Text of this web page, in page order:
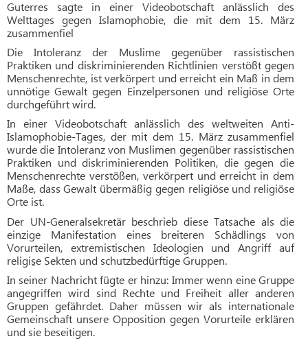
Guterres sagte in einer Videobotschaft anlässlich des
Welttages gegen Islamophobie, die mit dem 15. März
zusammenfiel
Die Intoleranz der Muslime gegenüber rassistischen
Praktiken und diskriminierenden Richtlinien verstößt gegen
Menschenrechte, ist verkörpert und erreicht ein Maß in dem
unnötige Gewalt gegen Einzelpersonen und religiöse Orte
durchgeführt wird.
In einer Videobotschaft anlässlich des weltweiten Anti-
Islamophobie-Tages, der mit dem 15. März zusammenfiel
wurde die Intoleranz von Muslimen gegenüber rassistischen
Praktiken und diskriminierenden Politiken, die gegen die
Menschenrechte verstößen, verkörpert und erreicht in dem
Maße, dass Gewalt übermäßig gegen religiöse und religiöse
Orte ist.
Der UN-Generalsekretär beschrieb diese Tatsache als die
einzige Manifestation eines breiteren Schädlings von
Vorurteilen, extremistischen Ideologien und Angriff auf
religise Sekten und schutzbedürftige Gruppen.
In seiner Nachricht fügte er hinzu: Immer wenn eine Gruppe
angegriffen wird sind Rechte und Freiheit aller anderen
Gruppen gefährdet. Daher müssen wir als internationale
Gemeinschaft unsere Opposition gegen Vorurteile erklären
und sie beseitigen.